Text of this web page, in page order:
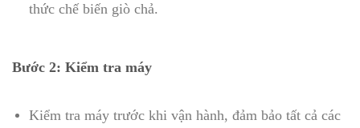
thức chế biến giò chả.
Bước 2: Kiểm tra máy
Kiểm tra máy trước khi vận hành, đảm bảo tất cả các